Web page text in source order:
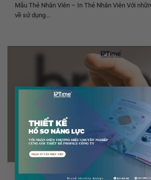
Mẫu Thẻ Nhân Viên – In Thẻ Nhân Viên Với
về sử dụng...
TIN TỨC CHUNG